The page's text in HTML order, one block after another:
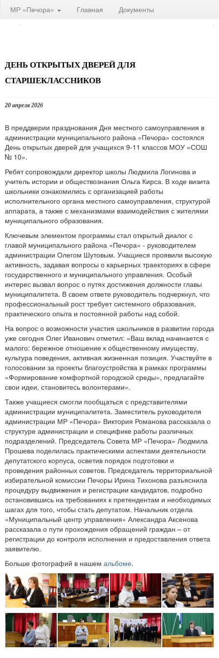
МР «Печора» Главная Документы
ДЕНЬ ОТКРЫТЫХ ДВЕРЕЙ ДЛЯ
СТАРШЕКЛАССНИКОВ
20 апреля 2026
В преддверии празднования Дня местного самоуправления в
администрации муниципального района «Печора» состоялся
День открытых дверей для учащихся 9-11 классов МОУ «СОШ
№ 10».
Ребят сопровождали директор школы Людмила Логинова и
учитель истории и обществознания Ольга Кирса. В ходе визита
школьники ознакомились с организацией работы
исполнительного органа местного самоуправления, структурой
аппарата, а также с механизмами взаимодействия с жителями
муниципального образования.
Ключевым элементом программы стал открытый диалог с
главой муниципального района «Печора» - руководителем
администрации Олегом Шутовым. Учащиеся проявили высокую
активность, задавая вопросы о карьерных траекториях в сфере
государственного и муниципального управления. Особый
интерес вызвал вопрос о путях достижения должности главы
муниципалитета. В своем ответе руководитель подчеркнул, что
профессиональный рост требует системного образования,
практического опыта и постоянной работы над собой.
На вопрос о возможности участия школьников в развитии города
уже сегодня Олег Иванович отметил: «Ваш вклад начинается с
малого: бережное отношение к общественному имуществу,
культура поведения, активная жизненная позиция. Участвуйте в
голосовании за проекты благоустройства в рамках программы
«Формирование комфортной городской среды», предлагайте
свои идеи, становитесь волонтерами».
Также учащиеся смогли пообщаться с представителями
администрации муниципалитета. Заместитель руководителя
администрации МР «Печора» Виктория Романова рассказала о
структуре администрации и специфике работы различных
подразделений. Председатель Совета МР «Печора» Людмила
Прошева поделилась практическими аспектами деятельности
депутатского корпуса, осветив порядок подготовки и
проведения районных советов. Председатель территориальной
избирательной комиссии Печоры Ирина Тихонова разъяснила
процедуру выдвижения и регистрации кандидатов, подробно
остановившись на требованиях к претендентам и необходимых
шагах для того, чтобы стать депутатом. Начальник отдела
«Муниципальный центр управления» Александра Аксенова
рассказала о пути прохождения обращений граждан – от
регистрации до контроля исполнения и предоставления ответа
заявителю.
Больше фотографий в нашем альбоме.